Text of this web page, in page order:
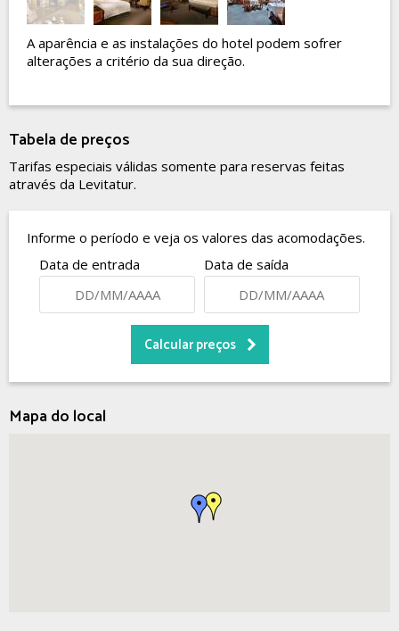
A aparência e as instalações do hotel podem sofrer
alterações a critério da sua direção.
Tabela de preços
Tarifas especiais válidas somente para reservas feitas
através da Levitatur.
Informe o período e veja os valores das acomodações.
Data de entrada
Data de saída
Mapa do local